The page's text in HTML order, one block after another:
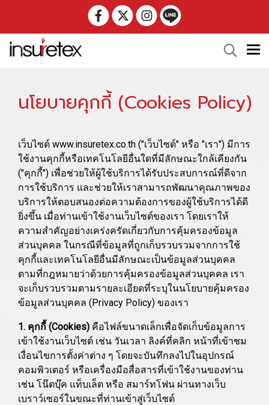
นโยบายคุกกี้ (Cookies Policy)
เว็บไซต์ www.insuretex.co.th ("เว็บไซต์" หรือ "เรา") มีการ
ใช้งานคุกกี้หรือเทคโนโลยีอื่นใดที่มีลักษณะใกล้เคียงกัน
("คุกกี้") เพื่อช่วยให้ผู้ใช้บริการได้รับประสบการณ์ที่ดีจาก
การใช้บริการ และช่วยให้เราสามารถพัฒนาคุณภาพของ
บริการให้ตอบสนองต่อความต้องการของผู้ใช้บริการได้ดี
ยิ่งขึ้น เมื่อท่านเข้าใช้งานเว็บไซต์ของเรา โดยเราให้
ความสำคัญอย่างเคร่งครัดเกี่ยวกับการคุ้มครองข้อมูล
ส่วนบุคคล ในกรณีที่ข้อมูลที่ถูกเก็บรวบรวมจากการใช้
คุกกี้และเทคโนโลยีอื่นมีลักษณะเป็นข้อมูลส่วนบุคคล
ตามที่กฎหมายว่าด้วยการคุ้มครองข้อมูลส่วนบุคคล เรา
จะเก็บรวบรวมตามรายละเอียดที่ระบุในนโยบายคุ้มครอง
ข้อมูลส่วนบุคคล (Privacy Policy) ของเรา
1. คุกกี้ (Cookies) คือไฟล์ขนาดเล็กเพื่อจัดเก็บข้อมูลการ
เข้าใช้งานเว็บไซต์ เช่น วันเวลา ลิงค์ที่คลิก หน้าที่เข้าชม
เงื่อนไขการตั้งค่าต่าง ๆ โดยจะบันทึกลงไปในอุปกรณ์
คอมพิวเตอร์ หรือเครื่องมือสื่อสารที่เข้าใช้งานของท่าน
เช่น โน๊ตบุ๊ค แท็บเล็ต หรือ สมาร์ทโฟน ผ่านทางเว็บ
เบราว์เซอร์ในขณะที่ท่านเข้าสู่เว็บไซต์